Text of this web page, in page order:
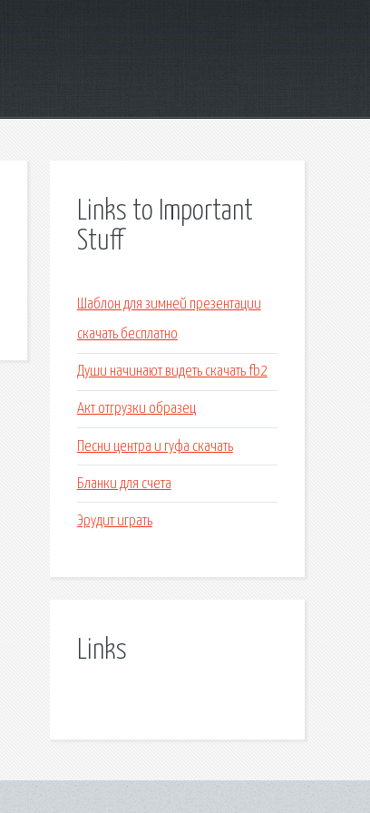
Links to Important
Stuff
Шаблон для зимней презентации
скачать бесплатно
Души начинают видеть скачать fb2
Акт отгрузки образец
Песни центра и гуфа скачать
Бланки для счета
Эрудит играть
Links